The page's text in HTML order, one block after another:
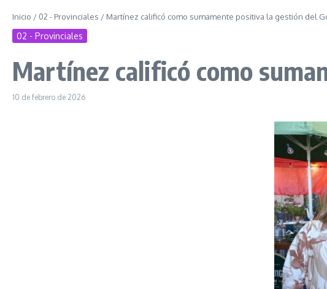
Inicio / 02 - Provinciales / Martínez calificó como sumamente positiva la gestión del
02 - Provinciales
Martínez calificó como
10 de febrero de 2026